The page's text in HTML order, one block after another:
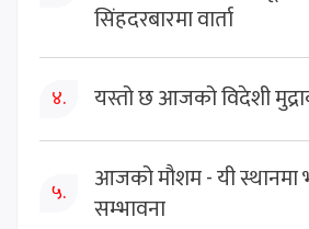
सिंहदरबारमा वार्ता
४. यस्तो छ आजको विदेशी
५.
आजको मौशम - यी स्थानमा
सम्भावना